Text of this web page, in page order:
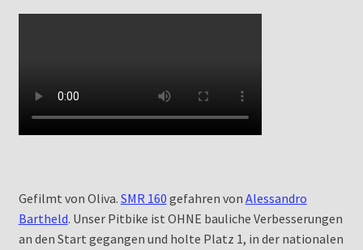
Gefilmt von Oliva. SMR 160 gefahren von Alessandro
Bartheld. Unser Pitbike ist OHNE bauliche Verbesserungen
an den Start gegangen und holte Platz 1, in der nationalen